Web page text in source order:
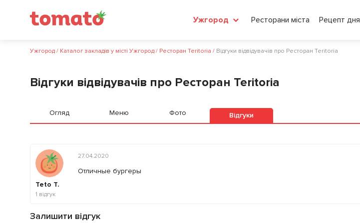
Ужгород Ресторани міста Рецепт дня
Ужгород / Каталог закладів у місті Ужгород / Ресторан Teritoria / Відгуки відвідувачів про Ресторан Teritoria
Відгуки відвідувачів про Ресторан Teritoria
Огляд Меню Фото Відгуки
Teto T.
1 відгук
27.04.2020
Отличные бургеры
Залишити відгук